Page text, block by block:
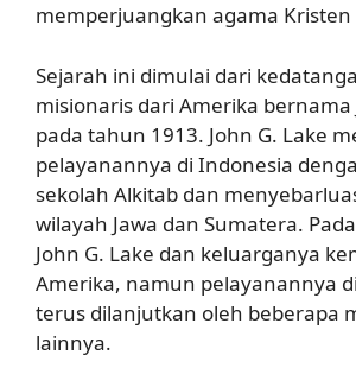
memperjuangkan agama
Sejarah ini dimulai dari
misionaris dari Amerika bernama
pada tahun 1913. John G. Lake
pelayanannya di Indonesia
sekolah Alkitab dan
wilayah Jawa dan Sumatera.
John G. Lake dan keluarganya
Amerika, namun pelayanannya
terus dilanjutkan oleh beberapa
lainnya.